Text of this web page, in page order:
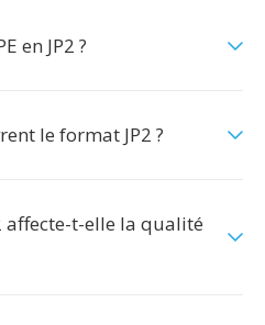
en JP2 ?
le format JP2 ?
affecte-t-elle la qualité